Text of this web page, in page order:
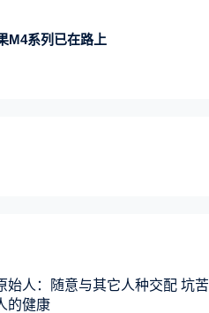
M4系列已在路上
始人：随意与其它人种交配 坑苦
的健康